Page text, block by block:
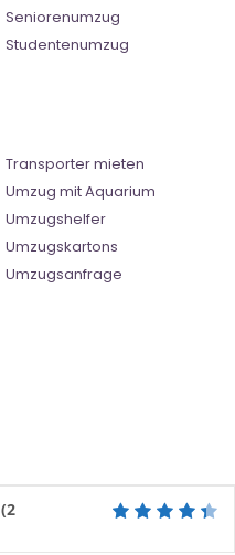
Seniorenumzug
Studentenumzug
Transporter mieten
Umzug mit Aquarium
Umzugshelfer
Umzugskartons
Umzugsanfrage
(2